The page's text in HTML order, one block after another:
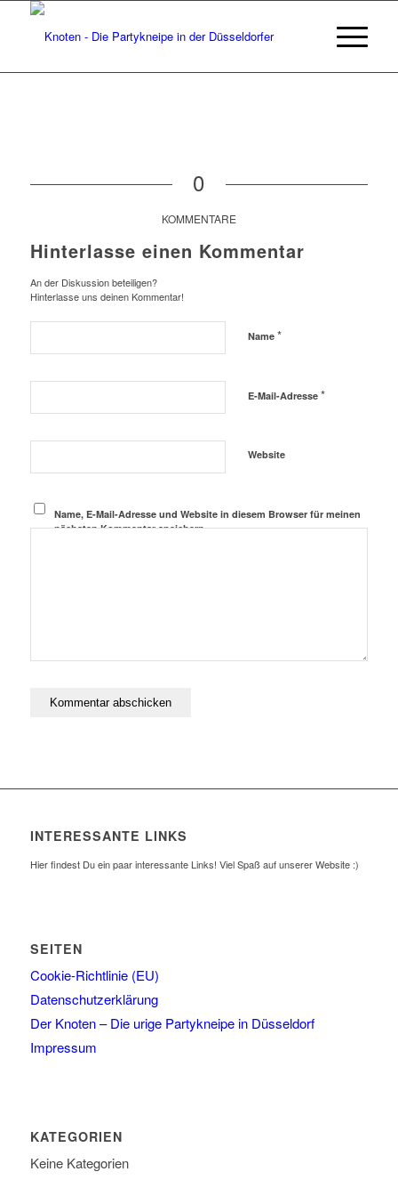
0
KOMMENTARE
Hinterlasse einen Kommentar
An der Diskussion beteiligen?
Hinterlasse uns deinen Kommentar!
Name *
E-Mail-Adresse *
Website
Name, E-Mail-Adresse und Website in diesem Browser für meinen
nächsten Kommentar speichern.
INTERESSANTE LINKS
Hier findest Du ein paar interessante Links! Viel Spaß auf unserer Website :)
SEITEN
Cookie-Richtlinie (EU)
Datenschutzerklärung
Der Knoten – Die urige Partykneipe in Düsseldorf
Impressum
KATEGORIEN
Keine Kategorien